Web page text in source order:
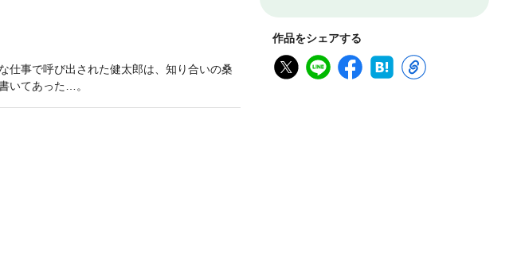
作品をシェアする
仕事で呼び出された健太郎は、知り合いの桑
いてあった…。